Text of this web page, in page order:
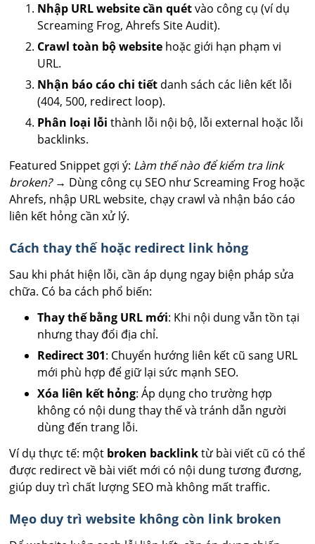
Nhập URL website cần quétvào công cụ (ví dụ
Screaming Frog, Ahrefs Site Audit).
Crawl toàn bộ website hoặc giới hạn phạm vi
URL.
Nhận báo cáo chi tiết danh sách các liên kết lỗi
(404, 500, redirect loop).
Phân loại lỗi thành lỗi nội bộ, lỗi external hoặc lỗi
backlinks.
Featured Snippet gợi ý: Làm thế nào để kiểm tra link
broken?→ Dùng công cụ SEO như Screaming Frog hoặc
Ahrefs, nhập URL website, chạy crawl và nhận báo cáo
liên kết hỏng cần xử lý.
Cách thay thế hoặc redirect link hỏng
Sau khi phát hiện lỗi, cần áp dụng ngay biện pháp sửa
chữa. Có ba cách phổ biến:
Thay thế bằng URL mới: Khi nội dung vẫn tồn tại
nhưng thay đổi địa chỉ.
Redirect 301: Chuyển hướng liên kết cũ sang URL
mới phù hợp để giữ lại sức mạnh SEO.
Xóa liên kết hỏng: Áp dụng cho trường hợp
không có nội dung thay thế và tránh dẫn người
dùng đến trang lỗi.
Ví dụ thực tế: một broken backlinktừ bài viết cũ có thể
được redirect về bài viết mới có nội dung tương đương,
giúp duy trì chất lượng SEO mà không mất traffic.
Mẹo duy trì website không còn link broken